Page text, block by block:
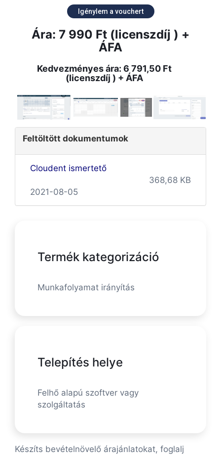
Igénylem a vouchert
Ára: 7 990 Ft (licenszdíj ) +
ÁFA
Kedvezményes ára: 6 791,50 Ft
(licenszdíj ) + ÁFA
Feltöltött dokumentumok
Cloudent ismertető
368,68 KB
2021-08-05
Termék kategorizáció
Munkafolyamat irányítás
Telepítés helye
Felhő alapú szoftver vagy
szolgáltatás
Készíts bevételnövelő árajánlatokat, foglalj